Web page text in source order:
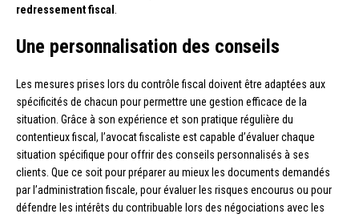
redressement fiscal .
Une personnalisation des conseils
Les mesures prises lors du contrôle fiscal doivent être adaptées aux
spécificités de chacun pour permettre une gestion efficace de la
situation. Grâce à son expérience et son pratique régulière du
contentieux fiscal, l’avocat fiscaliste est capable d’évaluer chaque
situation spécifique pour offrir des conseils personnalisés à ses
clients. Que ce soit pour préparer au mieux les documents demandés
par l’administration fiscale, pour évaluer les risques encourus ou pour
défendre les intérêts du contribuable lors des négociations avec les